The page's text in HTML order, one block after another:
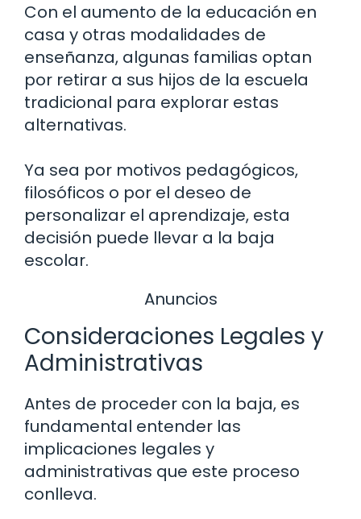
Con el aumento de la educación en
casa y otras modalidades de
enseñanza, algunas familias optan
por retirar a sus hijos de la escuela
tradicional para explorar estas
alternativas.
Ya sea por motivos pedagógicos,
filosóficos o por el deseo de
personalizar el aprendizaje, esta
decisión puede llevar a la baja
escolar.
Anuncios
Consideraciones Legales y
Administrativas
Antes de proceder con la baja, es
fundamental entender las
implicaciones legales y
administrativas que este proceso
conlleva.